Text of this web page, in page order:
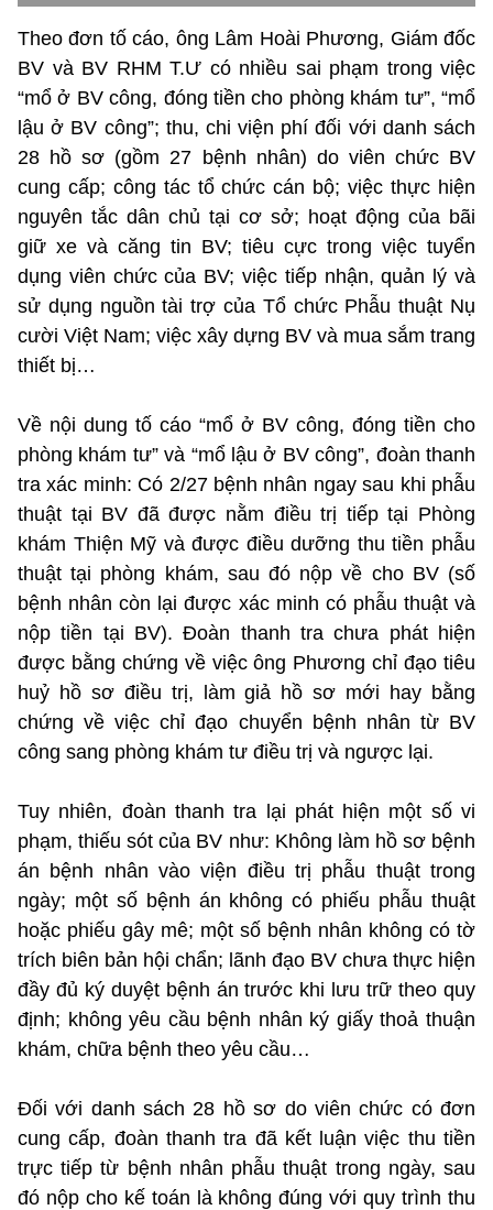
Theo đơn tố cáo, ông Lâm Hoài Phương, Giám đốc
BV và BV RHM T.Ư có nhiều sai phạm trong việc
“mổ ở BV công, đóng tiền cho phòng khám tư”, “mổ
lậu ở BV công”; thu, chi viện phí đối với danh sách
28 hồ sơ (gồm 27 bệnh nhân) do viên chức BV
cung cấp; công tác tổ chức cán bộ; việc thực hiện
nguyên tắc dân chủ tại cơ sở; hoạt động của bãi
giữ xe và căng tin BV; tiêu cực trong việc tuyển
dụng viên chức của BV; việc tiếp nhận, quản lý và
sử dụng nguồn tài trợ của Tổ chức Phẫu thuật Nụ
cười Việt Nam; việc xây dựng BV và mua sắm trang
thiết bị…
Về nội dung tố cáo “mổ ở BV công, đóng tiền cho
phòng khám tư” và “mổ lậu ở BV công”, đoàn thanh
tra xác minh: Có 2/27 bệnh nhân ngay sau khi phẫu
thuật tại BV đã được nằm điều trị tiếp tại Phòng
khám Thiện Mỹ và được điều dưỡng thu tiền phẫu
thuật tại phòng khám, sau đó nộp về cho BV (số
bệnh nhân còn lại được xác minh có phẫu thuật và
nộp tiền tại BV). Đoàn thanh tra chưa phát hiện
được bằng chứng về việc ông Phương chỉ đạo tiêu
huỷ hồ sơ điều trị, làm giả hồ sơ mới hay bằng
chứng về việc chỉ đạo chuyển bệnh nhân từ BV
công sang phòng khám tư điều trị và ngược lại.
Tuy nhiên, đoàn thanh tra lại phát hiện một số vi
phạm, thiếu sót của BV như: Không làm hồ sơ bệnh
án bệnh nhân vào viện điều trị phẫu thuật trong
ngày; một số bệnh án không có phiếu phẫu thuật
hoặc phiếu gây mê; một số bệnh nhân không có tờ
trích biên bản hội chẩn; lãnh đạo BV chưa thực hiện
đầy đủ ký duyệt bệnh án trước khi lưu trữ theo quy
định; không yêu cầu bệnh nhân ký giấy thoả thuận
khám, chữa bệnh theo yêu cầu…
Đối với danh sách 28 hồ sơ do viên chức có đơn
cung cấp, đoàn thanh tra đã kết luận việc thu tiền
trực tiếp từ bệnh nhân phẫu thuật trong ngày, sau
đó nộp cho kế toán là không đúng với quy trình thu